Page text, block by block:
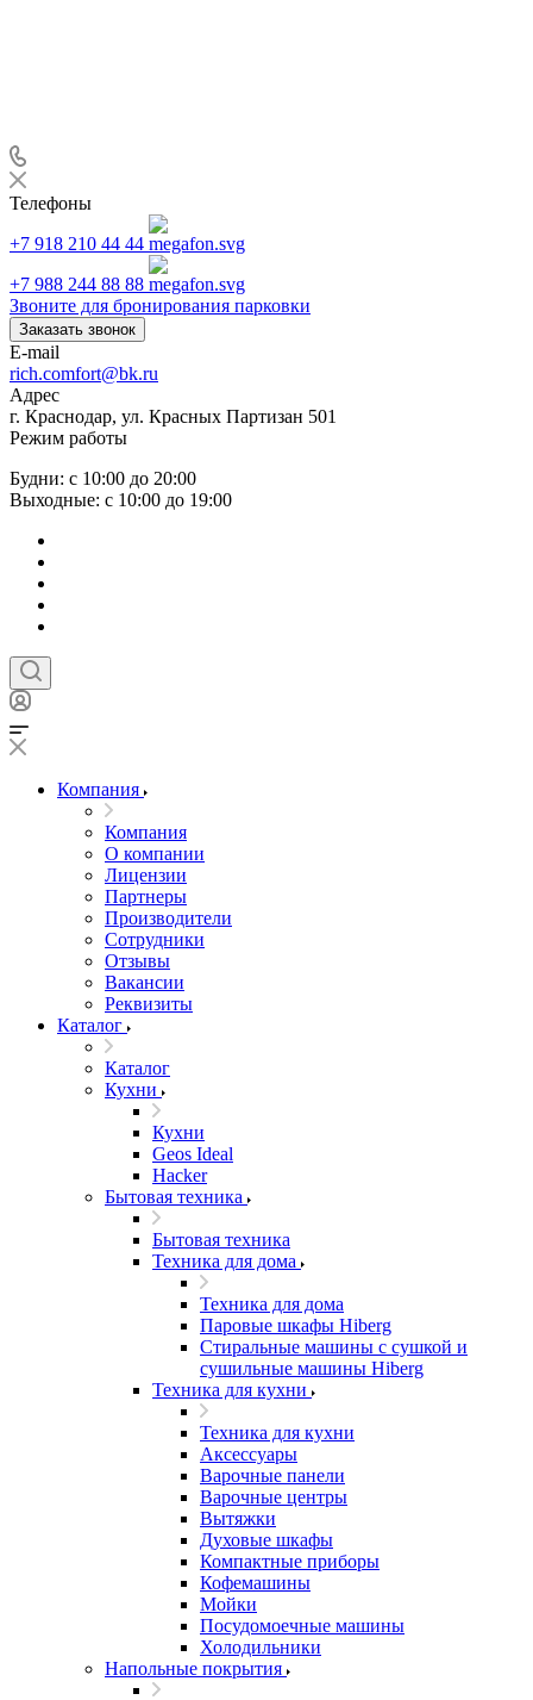
Телефоны
+7 918 210 44 44
+7 988 244 88 88
Звоните для бронирования парковки
Заказать звонок
E-mail
rich.comfort@bk.ru
Адрес
г. Краснодар, ул. Красных Партизан 501
Режим работы
Будни: с 10:00 до 20:00
Выходные: с 10:00 до 19:00
Компания
Компания
О компании
Лицензии
Партнеры
Производители
Сотрудники
Отзывы
Вакансии
Реквизиты
Каталог
Каталог
Кухни
Кухни
Geos Ideal
Hacker
Бытовая техника
Бытовая техника
Техника для дома
Техника для дома
Паровые шкафы Hiberg
Стиральные машины с сушкой и
сушильные машины Hiberg
Техника для кухни
Техника для кухни
Аксессуары
Варочные панели
Варочные центры
Вытяжки
Духовые шкафы
Компактные приборы
Кофемашины
Мойки
Посудомоечные машины
Холодильники
Напольные покрытия